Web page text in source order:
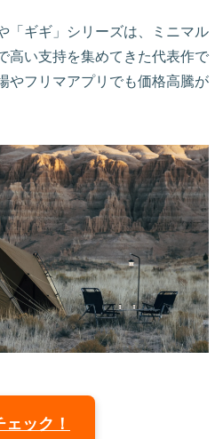
「ギギ」シリーズは、ミニマル
高い支持を集めてきた代表作で
やフリマアプリでも価格高騰が
ック！